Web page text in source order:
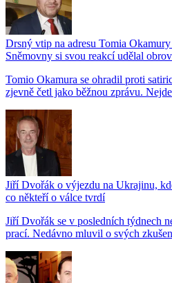
Drsný vtip na adresu Tomia
Sněmovny si svou reakcí udělal
Tomio Okamura se ohradil proti
zjevně četl jako běžnou zprávu.
Jiří Dvořák o výjezdu na Ukrajinu,
co někteří o válce tvrdí
Jiří Dvořák se v posledních týdnech
prací. Nedávno mluvil o svých